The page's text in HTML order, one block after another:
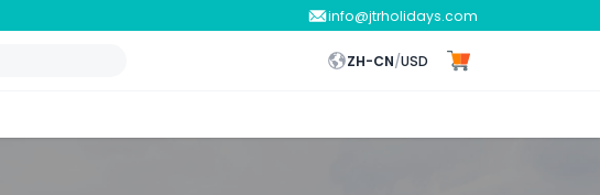
info@jtrholidays.com
ZH-CN/USD